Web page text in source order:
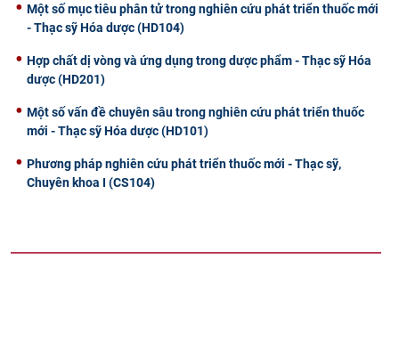
Một số mục tiêu phân tử trong nghiên cứu phát triển thuốc mới
- Thạc sỹ Hóa dược (HD104)
Hợp chất dị vòng và ứng dụng trong dược phẩm - Thạc sỹ Hóa
dược (HD201)
Một số vấn đề chuyên sâu trong nghiên cứu phát triển thuốc
mới - Thạc sỹ Hóa dược (HD101)
Phương pháp nghiên cứu phát triển thuốc mới - Thạc sỹ,
Chuyên khoa I (CS104)